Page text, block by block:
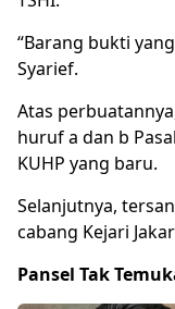
“Barang bukti
Syarief.
Atas
huruf a dan b
KUHP yang baru.
Selanjutnya,
cabang Kejari
Pansel Tak